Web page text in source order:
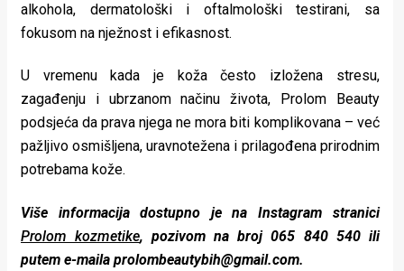
alkohola, dermatološki i oftalmološki testirani, sa
fokusom na nježnost i efikasnost.
U vremenu kada je koža često izložena stresu,
zagađenju i ubrzanom načinu života, Prolom Beauty
podsjeća da prava njega ne mora biti komplikovana – već
pažljivo osmišljena, uravnotežena i prilagođena prirodnim
potrebama kože.
Više informacija dostupno je na Instagram stranici
Prolom kozmetike, pozivom na broj 065 840 540 ili
putem e-maila prolombeautybih@gmail.com.